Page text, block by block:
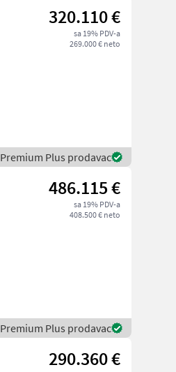
320.110 €
sa 19% PDV-a
269.000 € neto
Premium Plus prodavac
486.115 €
sa 19% PDV-a
408.500 € neto
Premium Plus prodavac
290.360 €